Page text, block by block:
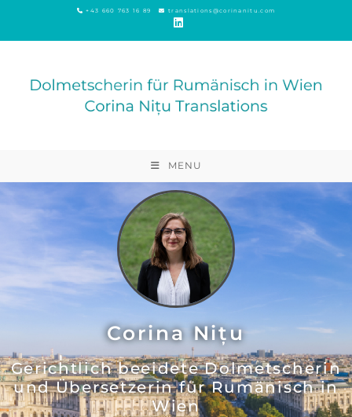
+43 660 763 16 89 translations@corinanitu.com
MENU
Corina Nițu
Gerichtlich beeidete Dolmetscherin
und Übersetzerin für Rumänisch in
Wien